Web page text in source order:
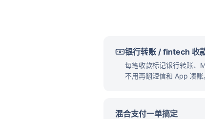
银行转账 / fintech 收
每笔收款标记银行转账、
不用再翻短信和 App 凑账
混合支付一单搞定